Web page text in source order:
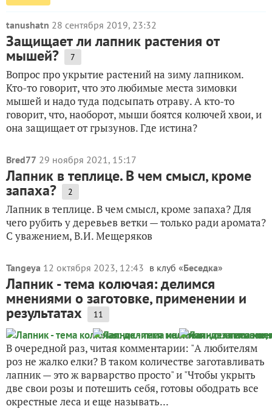
tanushatn 28 сентября 2019, 23:32
Защищает ли лапник растения от
мышей? 7
Вопрос про укрытие растений на зиму лапником.
Кто-то говорит, что это любимые места зимовки
мышей и надо туда подсыпать отраву. А кто-то
говорит, что, наоборот, мыши боятся колючей хвои, и
она защищает от грызунов. Где истина?
Bred77 29 ноября 2021, 15:17
Лапник в теплице. В чем смысл, кроме
запаха? 2
Лапник в теплице. В чем смысл, кроме запаха? Для
чего рубить у деревьев ветки — только ради аромата?
С уважением, В.И. Мещеряков
Tangeya 12 октября 2023, 12:43 в клуб «Беседка»
Лапник - тема колючая: делимся
мнениями о заготовке, применении и
результатах 11
В очередной раз, читая комментарии: "А любителям
роз не жалко елки? В таком количестве заготавливать
лапник — это ж варварство просто" и "Чтобы укрыть
две свои розы и потешить себя, готовы ободрать все
окрестные леса и еще называть...